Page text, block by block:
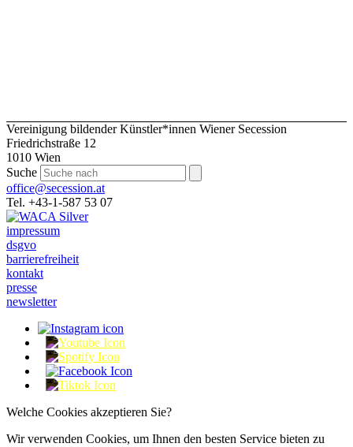
Vereinigung bildender Künstler*innen Wiener Secession
Friedrichstraße 12
1010 Wien
Suche
office@secession.at
Tel. +43-1-587 53 07
impressum
dsgvo
barrierefreiheit
kontakt
presse
newsletter
Welche Cookies akzeptieren Sie?
Wir verwenden Cookies, um Ihnen den besten Service bieten zu